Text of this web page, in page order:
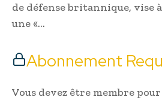
de défense britannique, vise
une «…
Abonnement
Vous devez être membre pour